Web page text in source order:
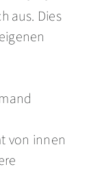
aus. Dies
von innen